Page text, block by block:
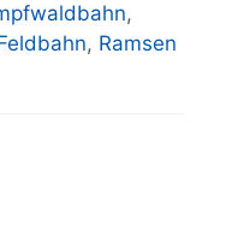
,
, Ramsen